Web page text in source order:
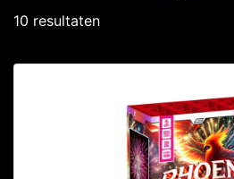
10 resultaten